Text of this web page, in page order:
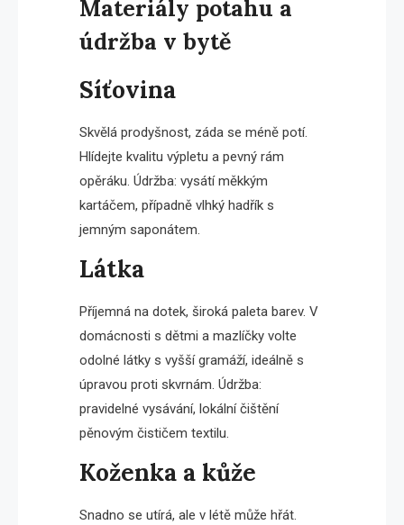
Materiály potahu a
údržba v bytě
Síťovina
Skvělá prodyšnost, záda se méně potí.
Hlídejte kvalitu výpletu a pevný rám
opěráku. Údržba: vysátí měkkým
kartáčem, případně vlhký hadřík s
jemným saponátem.
Látka
Příjemná na dotek, široká paleta barev. V
domácnosti s dětmi a mazlíčky volte
odolné látky s vyšší gramáží, ideálně s
úpravou proti skvrnám. Údržba:
pravidelné vysávání, lokální čištění
pěnovým čističem textilu.
Koženka a kůže
Snadno se utírá, ale v létě může hřát.